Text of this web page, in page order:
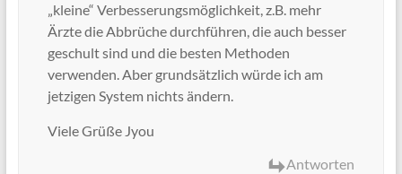
„kleine“ Verbesserungsmöglichkeit, z.B. mehr
Ärzte die Abbrüche durchführen, die auch besser
geschult sind und die besten Methoden
verwenden. Aber grundsätzlich würde ich am
jetzigen System nichts ändern.
Viele Grüße Jyou
Antworten